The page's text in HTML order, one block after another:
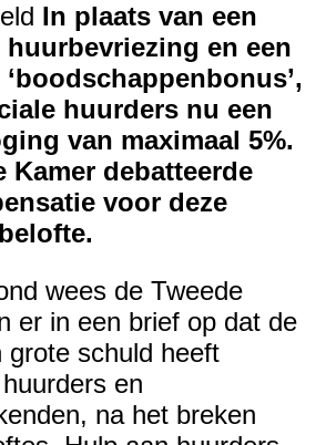
In plaats van een
en een
huurders nu een
van maximaal 5%.
Kamer debatteerde
voor deze
wees de Tweede
er in een brief op dat de
grote schuld heeft
en
na het breken